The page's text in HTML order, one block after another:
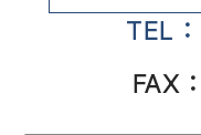
TEL
FAX